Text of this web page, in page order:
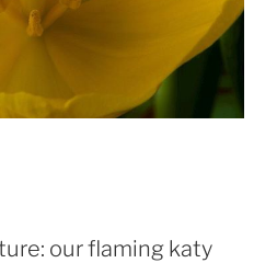
our flaming katy